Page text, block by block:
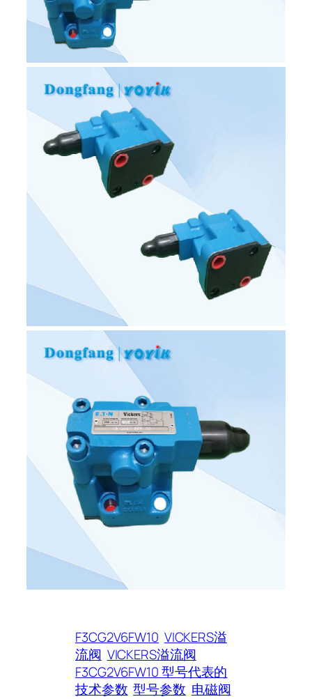
F3CG2V6FW10 VICKERS溢
流阀 VICKERS溢流阀
F3CG2V6FW10 型号代表的
技术参数 型号参数 电磁阀